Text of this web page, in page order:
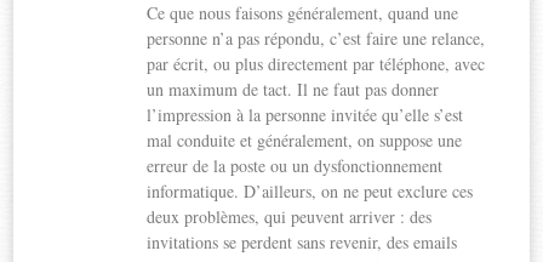
Ce que nous faisons généralement, quand une
personne n’a pas répondu, c’est faire une relance,
par écrit, ou plus directement par téléphone, avec
un maximum de tact. Il ne faut pas donner
l’impression à la personne invitée qu’elle s’est
mal conduite et généralement, on suppose une
erreur de la poste ou un dysfonctionnement
informatique. D’ailleurs, on ne peut exclure ces
deux problèmes, qui peuvent arriver : des
invitations se perdent sans revenir, des emails